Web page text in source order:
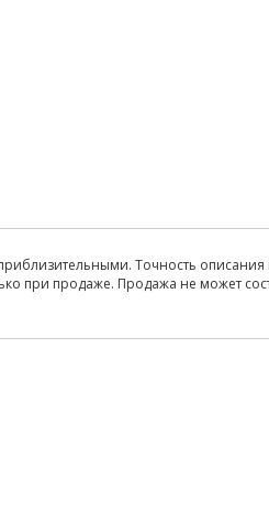
Точность описания
при продаже. Продажа не может